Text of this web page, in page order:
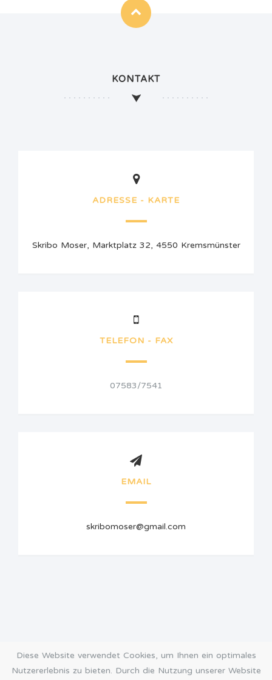
KONTAKT
ADRESSE - KARTE
Skribo Moser, Marktplatz 32, 4550 Kremsmünster
TELEFON - FAX
07583/7541
EMAIL
skribomoser@gmail.com
Diese Website verwendet Cookies, um Ihnen ein optimales
Nutzererlebnis zu bieten. Durch die Nutzung unserer Website